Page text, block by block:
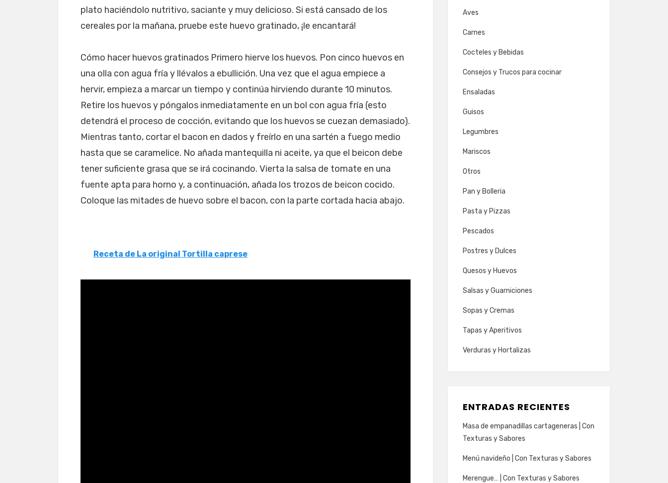
plato haciéndolo nutritivo, saciante y muy delicioso. Si está cansado de los
cereales por la mañana, pruebe este huevo gratinado, ¡le encantará!
Cómo hacer huevos gratinados Primero hierve los huevos. Pon cinco huevos en
una olla con agua fría y llévalos a ebullición. Una vez que el agua empiece a
hervir, empieza a marcar un tiempo y continúa hirviendo durante 10 minutos.
Retire los huevos y póngalos inmediatamente en un bol con agua fría (esto
detendrá el proceso de cocción, evitando que los huevos se cuezan demasiado).
Mientras tanto, cortar el bacon en dados y freírlo en una sartén a fuego medio
hasta que se caramelice. No añada mantequilla ni aceite, ya que el beicon debe
tener suficiente grasa que se irá cocinando. Vierta la salsa de tomate en una
fuente apta para horno y, a continuación, añada los trozos de beicon cocido.
Coloque las mitades de huevo sobre el bacon, con la parte cortada hacia abajo.
Receta de La original Tortilla caprese
Aves
Carnes
Cocteles y Bebidas
Consejos y Trucos para cocinar
Ensaladas
Guisos
Legumbres
Mariscos
Otros
Pan y Bolleria
Pasta y Pizzas
Pescados
Postres y Dulces
Quesos y Huevos
Salsas y Guarniciones
Sopas y Cremas
Tapas y Aperitivos
Verduras y Hortalizas
ENTRADAS RECIENTES
Masa de empanadillas cartageneras | Con
Texturas y Sabores
Menú navideño | Con Texturas y Sabores
Merengue… | Con Texturas y Sabores